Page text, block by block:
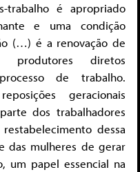
trabalho é apropriado
e uma condição
(…) é a renovação de
diretos
de trabalho.
geracionais
dos trabalhadores
dessa
das mulheres de gerar
um papel essencial na